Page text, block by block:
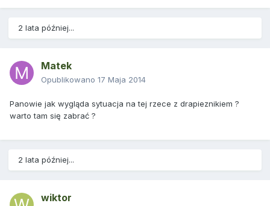
2 lata później...
Matek
Opublikowano 17 Maja 2014
Panowie jak wygląda sytuacja na tej rzece z drapieznikiem ?
warto tam się zabrać ?
2 lata później...
wiktor